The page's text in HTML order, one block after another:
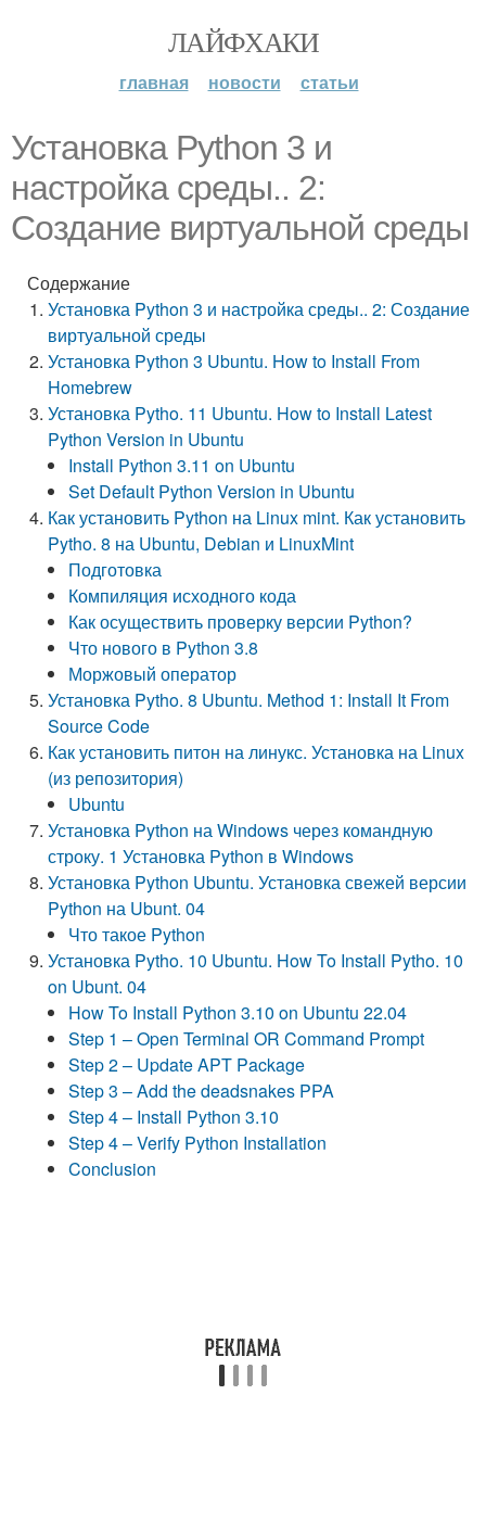
ЛАЙФХАКИ
главная новости статьи
Установка Python 3 и
настройка среды.. 2:
Создание виртуальной среды
Содержание
Установка Python 3 и настройка среды.. 2: Создание
виртуальной среды
Установка Python 3 Ubuntu. How to Install From
Homebrew
Установка Pytho. 11 Ubuntu. How to Install Latest
Python Version in Ubuntu
Install Python 3.11 on Ubuntu
Set Default Python Version in Ubuntu
Как установить Python на Linux mint. Как установить
Pytho. 8 на Ubuntu, Debian и LinuxMint
Подготовка
Компиляция исходного кода
Как осуществить проверку версии Python?
Что нового в Python 3.8
Моржовый оператор
Установка Pytho. 8 Ubuntu. Method 1: Install It From
Source Code
Как установить питон на линукс. Установка на Linux
(из репозитория)
Ubuntu
Установка Python на Windows через командную
строку. 1 Установка Python в Windows
Установка Python Ubuntu. Установка свежей версии
Python на Ubunt. 04
Что такое Python
Установка Pytho. 10 Ubuntu. How To Install Pytho. 10
on Ubunt. 04
How To Install Python 3.10 on Ubuntu 22.04
Step 1 – Open Terminal OR Command Prompt
Step 2 – Update APT Package
Step 3 – Add the deadsnakes PPA
Step 4 – Install Python 3.10
Step 4 – Verify Python Installation
Conclusion